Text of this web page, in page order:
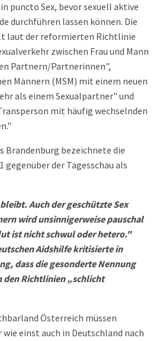
puncto Sex, bevor sexuell aktive
durchführen lassen können. Die
laut der reformierten Richtlinie
zwischen Frau und Mann
Partnern/Partnerinnen",
Männern (MSM) mit einem neuen
als einem Sexualpartner" und
mit häufig wechselnden
Brandenburg bezeichnete die
gegenüber der Tagesschau als
Auch der geschützte Sex
wird unsinnigerweise pauschal
ist nicht schwul oder hetero."
Aidshilfe kritisierte in
dass die gesonderte Nennung
den Richtlinien „schlicht
Österreich müssen
einst auch in Deutschland nach